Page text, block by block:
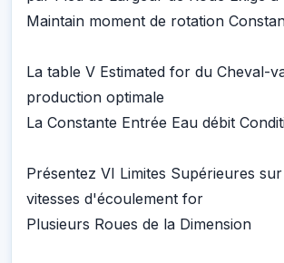
Maintain moment de rotation
La table V Estimated for du Cheval-
production optimale
La Constante Entrée Eau débit
Présentez VI Limites Supérieures
vitesses d'écoulement for
Plusieurs Roues de la Dimension